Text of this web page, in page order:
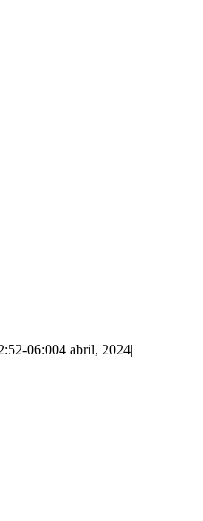
06:004 abril, 2024|